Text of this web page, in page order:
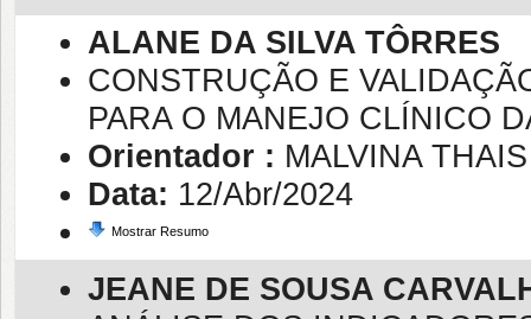
ALANE DA SILVA TÔRRES
CONSTRUÇÃO E
PARA O MANEJO CLÍNICO
Orientador : MALVINA
Data: 12/Abr/2024
Mostrar Resumo
JEANE DE SOUSA